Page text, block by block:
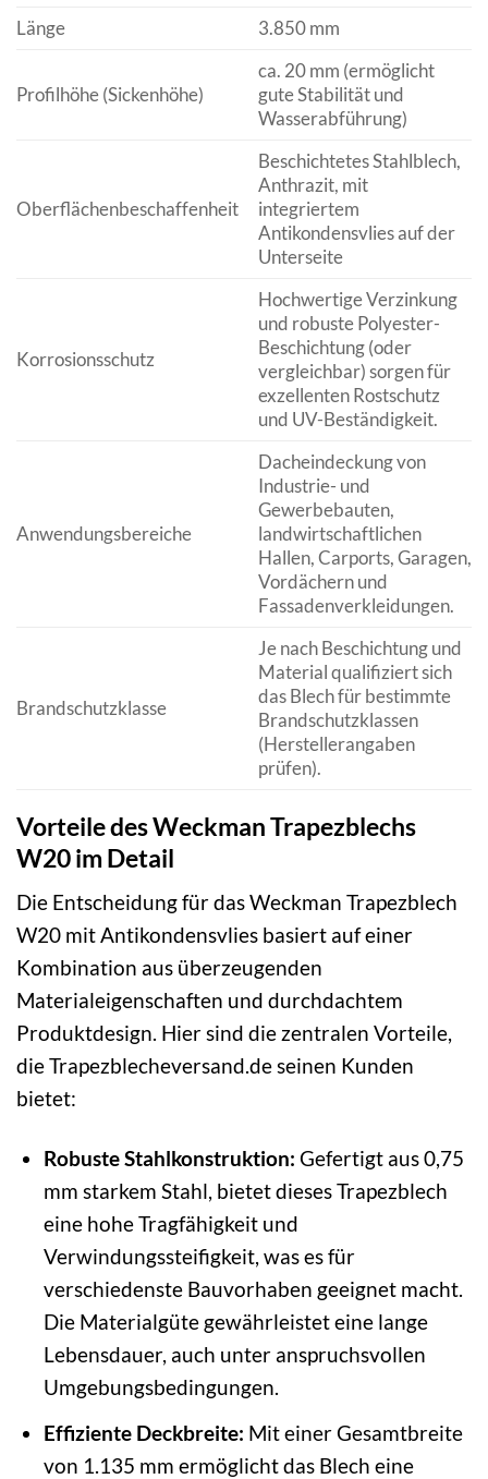
Länge 3.850 mm
Profilhöhe (Sickenhöhe)
ca. 20 mm (ermöglicht
gute Stabilität und
Wasserabführung)
Oberflächenbeschaffenheit
Beschichtetes Stahlblech,
Anthrazit, mit
integriertem
Antikondensvlies auf der
Unterseite
Korrosionsschutz
Hochwertige Verzinkung
und robuste Polyester-
Beschichtung (oder
vergleichbar) sorgen für
exzellenten Rostschutz
und UV-Beständigkeit.
Anwendungsbereiche
Dacheindeckung von
Industrie- und
Gewerbebauten,
landwirtschaftlichen
Hallen, Carports, Garagen,
Vordächern und
Fassadenverkleidungen.
Brandschutzklasse
Je nach Beschichtung und
Material qualifiziert sich
das Blech für bestimmte
Brandschutzklassen
(Herstellerangaben
prüfen).
Vorteile des Weckman Trapezblechs
W20 im Detail
Die Entscheidung für das Weckman Trapezblech
W20 mit Antikondensvlies basiert auf einer
Kombination aus überzeugenden
Materialeigenschaften und durchdachtem
Produktdesign. Hier sind die zentralen Vorteile,
die Trapezblecheversand.de seinen Kunden
bietet:
Robuste Stahlkonstruktion: Gefertigt aus 0,75
mm starkem Stahl, bietet dieses Trapezblech
eine hohe Tragfähigkeit und
Verwindungssteifigkeit, was es für
verschiedenste Bauvorhaben geeignet macht.
Die Materialgüte gewährleistet eine lange
Lebensdauer, auch unter anspruchsvollen
Umgebungsbedingungen.
Effiziente Deckbreite: Mit einer Gesamtbreite
von 1.135 mm ermöglicht das Blech eine